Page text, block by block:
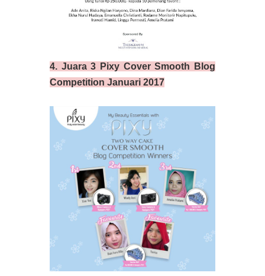
4. Juara 3 Pixy Cover Smooth Blog
Competition Januari 2017